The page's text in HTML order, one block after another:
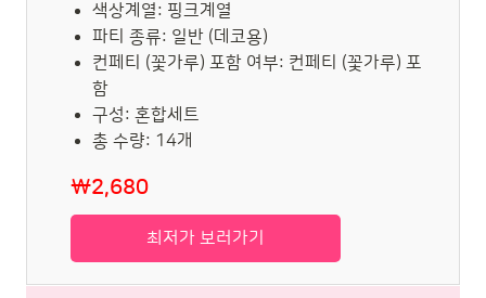
색상계열: 핑크계열
파티 종류: 일반 (데코용)
컨페티 (꽃가루) 포함 여부: 컨페티 (꽃가루) 포
함
구성: 혼합세트
총 수량: 14개
₩2,680
최저가 보러가기